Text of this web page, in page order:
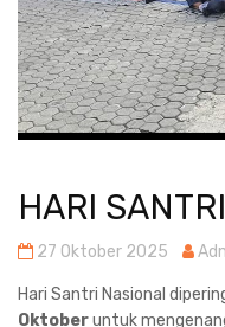
HARI SANTRI
27 Oktober 2025
Hari Santri Nasional
Oktoberuntuk